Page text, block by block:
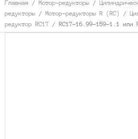
Главная / Мотор-редукторы /
редукторы / Мотор-редукторы R (RC) /
редуктор RC17 / RC17-16.99-159-1.1 или